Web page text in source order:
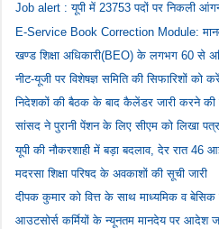
Job alert : यूपी में 23753 पदों पर निकली
E-Service Book Correction Module:
खण्ड शिक्षा अधिकारी(BEO) के लगभग 60 से
नीट-यूजी पर विशेषज्ञ समिति की सिफारिशों को
निदेशकों की बैठक के बाद कैलेंडर जारी करने की
सांसद ने पुरानी पेंशन के लिए सीएम को लिखा पत्र
यूपी की नौकरशाही में बड़ा बदलाव, देर रात 46
मदरसा शिक्षा परिषद के अवकाशों की सूची जारी
दीपक कुमार को वित्त के साथ माध्यमिक व बेसिक
आउटसोर्स कर्मियों के न्यूनतम मानदेय पर आदेश